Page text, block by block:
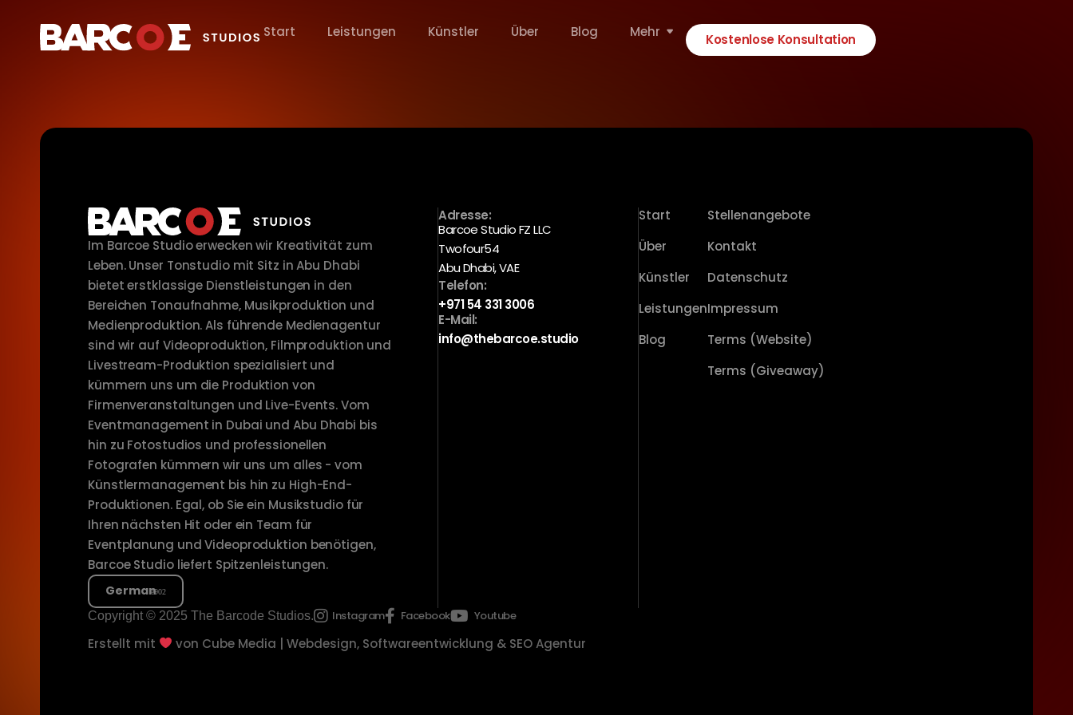
Start Leistungen Künstler Über Blog Mehr Kostenlose Konsultation
Im Barcoe Studio erwecken wir Kreativität zum
Leben. Unser Tonstudio mit Sitz in Abu Dhabi
bietet erstklassige Dienstleistungen in den
Bereichen Tonaufnahme, Musikproduktion und
Medienproduktion. Als führende Medienagentur
sind wir auf Videoproduktion, Filmproduktion und
Livestream-Produktion spezialisiert und
kümmern uns um die Produktion von
Firmenveranstaltungen und Live-Events. Vom
Eventmanagement in Dubai und Abu Dhabi bis
hin zu Fotostudios und professionellen
Fotografen kümmern wir uns um alles - vom
Künstlermanagement bis hin zu High-End-
Produktionen. Egal, ob Sie ein Musikstudio für
Ihren nächsten Hit oder ein Team für
Eventplanung und Videoproduktion benötigen,
Barcoe Studio liefert Spitzenleistungen.
German
Adresse:
Barcoe Studio FZ LLC
Twofour54
Abu Dhabi, VAE
Telefon:
+971 54 331 3006
E-Mail:
info@thebarcoe.studio
Start
Über
Künstler
Leistungen
Blog
Stellenangebote
Kontakt
Datenschutz
Impressum
Terms (Website)
Terms (Giveaway)
Copyright © 2025 The Barcode Studios. Instagram Facebook Youtube
Erstellt mit von Cube Media | Webdesign, Softwareentwicklung & SEO Agentur